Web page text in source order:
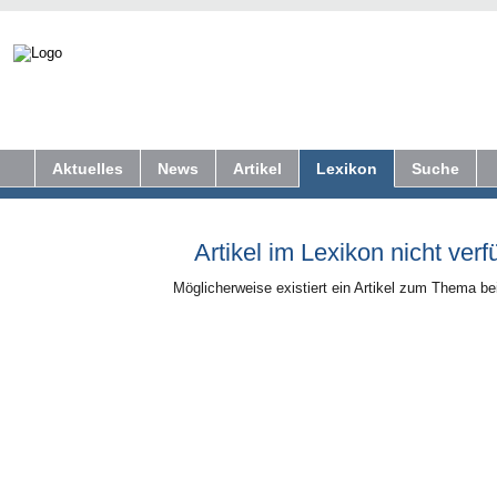
Aktuelles News Artikel Lexikon Suche
Artikel im Lexikon nicht
Möglicherweise existiert ein Artikel zum Thema